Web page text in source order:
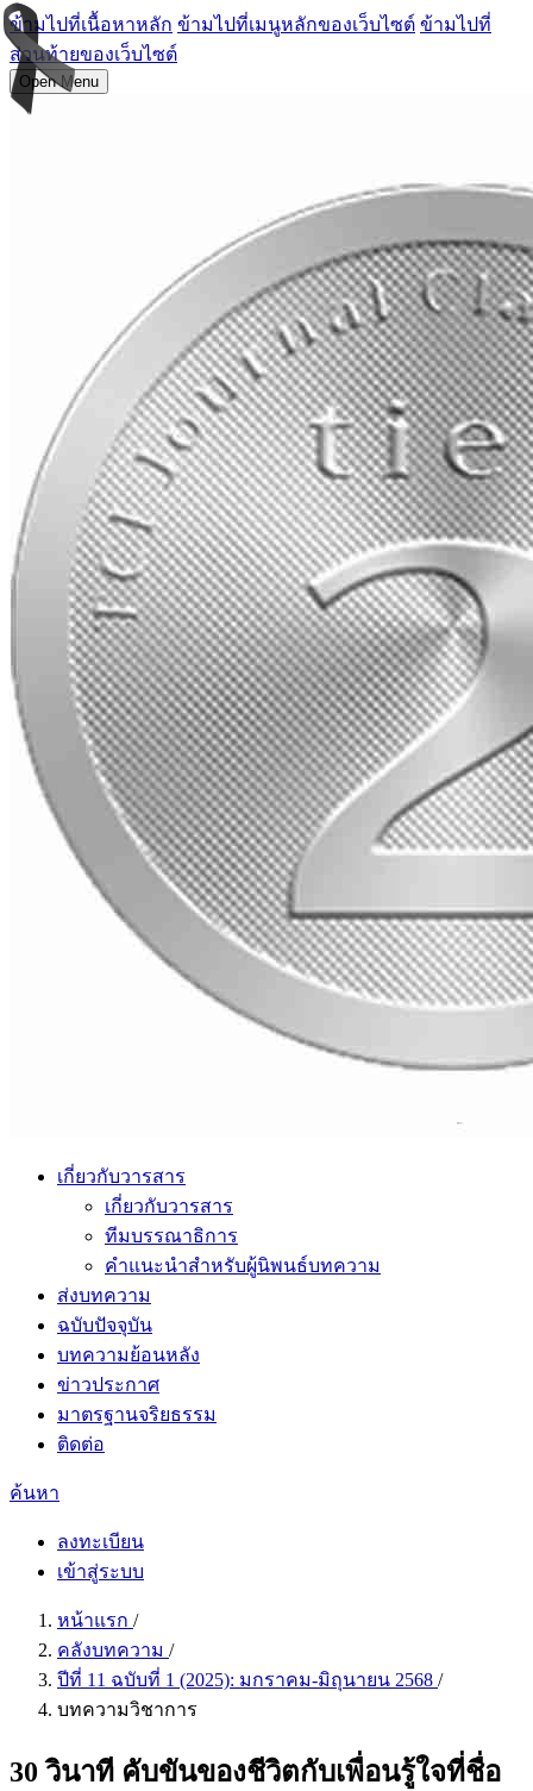
ข้ามไปที่เนื้อหาหลัก ข้ามไปที่เมนูหลักของเว็บไซต์ ข้ามไปที่
ส่วนท้ายของเว็บไซต์
Open Menu
เกี่ยวกับวารสาร
เกี่ยวกับวารสาร
ทีมบรรณาธิการ
คำแนะนำสำหรับผู้นิพนธ์บทความ
ส่งบทความ
ฉบับปัจจุบัน
บทความย้อนหลัง
ข่าวประกาศ
มาตรฐานจริยธรรม
ติดต่อ
ค้นหา
ลงทะเบียน
เข้าสู่ระบบ
หน้าแรก /
คลังบทความ /
ปีที่ 11 ฉบับที่ 1 (2025): มกราคม-มิถุนายน 2568 /
บทความวิชาการ
30 วินาที คับขันของชีวิตกับเพื่อนรู้ใจที่ชื่อ